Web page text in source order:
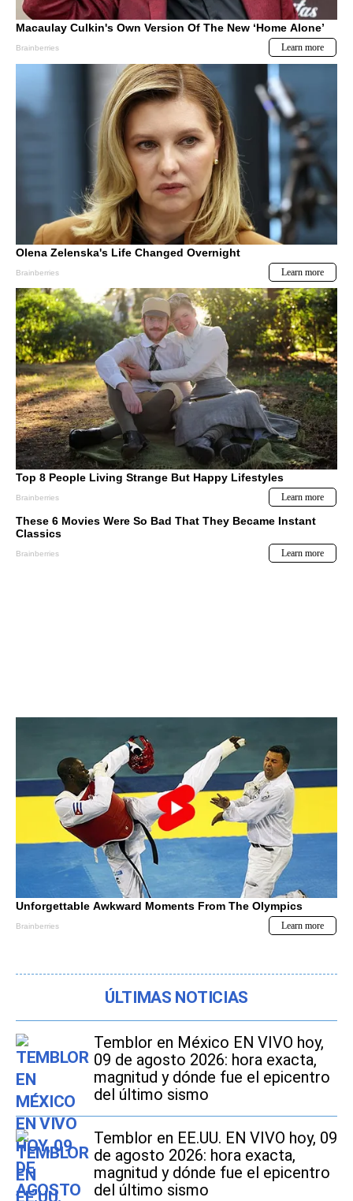
ÚLTIMAS NOTICIAS
Temblor en México EN VIVO hoy,
09 de agosto 2026: hora exacta,
magnitud y dónde fue el epicentro
del último sismo
Temblor en EE.UU. EN VIVO hoy, 09
de agosto 2026: hora exacta,
magnitud y dónde fue el epicentro
del último sismo